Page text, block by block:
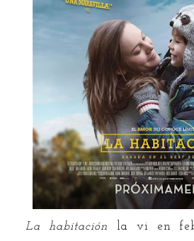
La habitación la vi en